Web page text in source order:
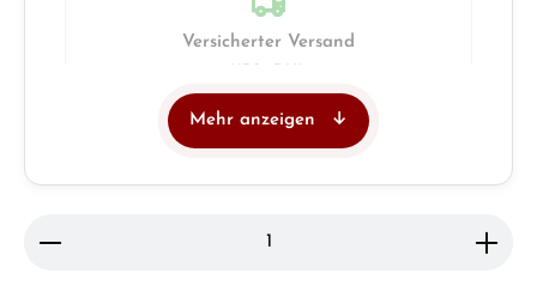
Versicherter Versand
Mehr anzeigen
Produkt Anzahl: Gib den gewünschten Wert ein